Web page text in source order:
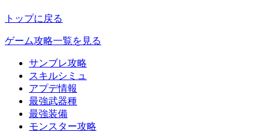
トップに戻る
ゲーム攻略一覧を見る
サンブレ攻略
スキルシミュ
アプデ情報
最強武器種
最強装備
モンスター攻略